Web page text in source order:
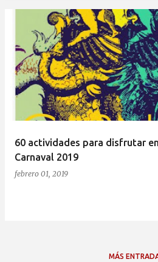
60 actividades para disfrutar
Carnaval 2019
febrero 01, 2019
MÁS